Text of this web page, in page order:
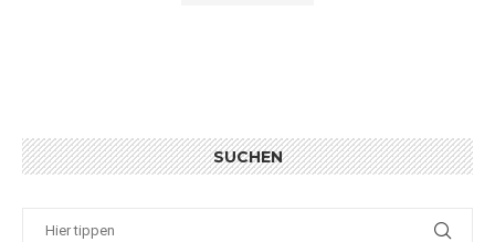
SUCHEN